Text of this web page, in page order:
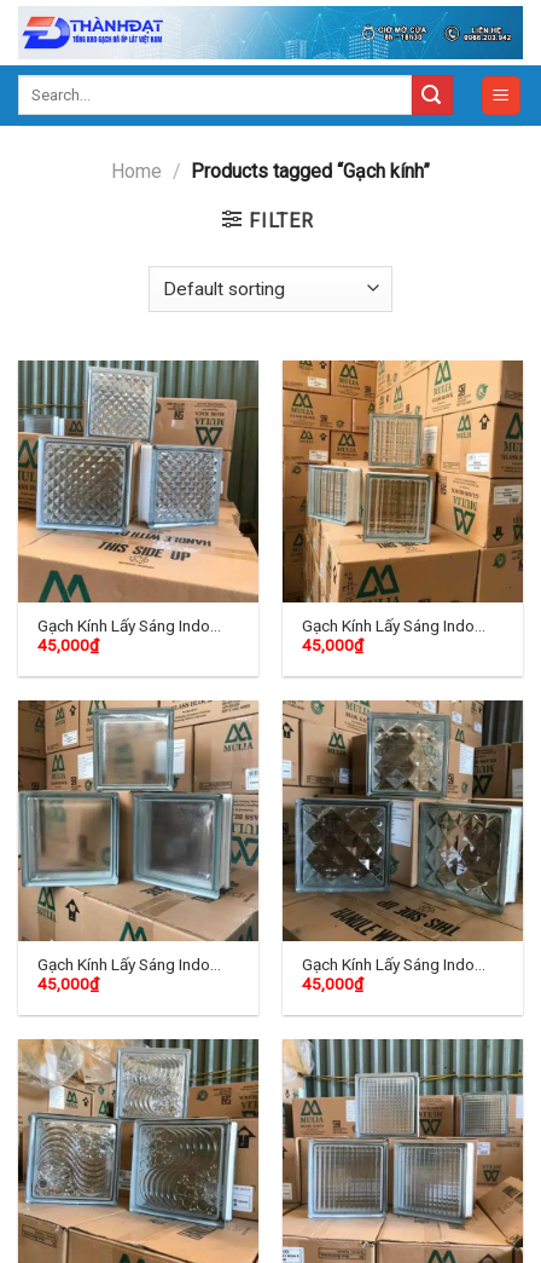
Skip
content
Home / Products tagged “Gạch kính”
FILTER
Gạch Kính Lấy Sáng Indo
TD-01
45,000₫
Gạch Kính Lấy Sáng Indo
TD-02
45,000₫
Gạch Kính Lấy Sáng Indo
TD-03
45,000₫
Gạch Kính Lấy Sáng Indo
TD-04
45,000₫